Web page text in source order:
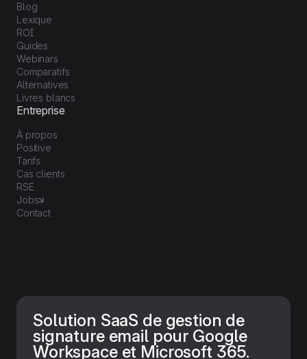
Blog
Lexique
ROI
Guides
Webinars
Comparatifs
Alternatives
Livres blancs
Entreprise
À propos
Positive
Tarifs
Cas clients
RSE
Jobs
Contact
Solution SaaS de gestion de
signature email pour Google
Workspace et Microsoft 365.